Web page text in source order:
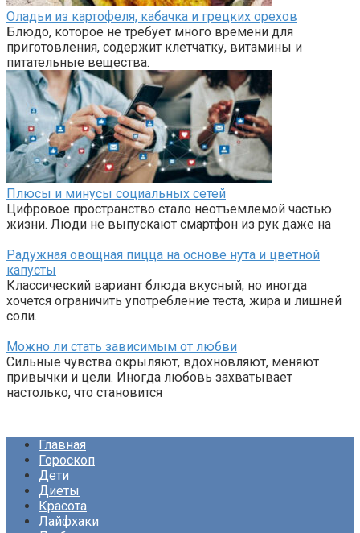
Оладьи из картофеля, кабачка и грецких орехов
Блюдо, которое не требует много времени для
приготовления, содержит клетчатку, витамины и
питательные вещества.
Плюсы и минусы социальных сетей
Цифровое пространство стало неотъемлемой частью
жизни. Люди не выпускают смартфон из рук даже на
Радужная овощная пицца на основе нута и цветной
капусты
Классический вариант блюда вкусный, но иногда
хочется ограничить употребление теста, жира и лишней
соли.
Можно ли стать зависимым от любви
Сильные чувства окрыляют, вдохновляют, меняют
привычки и цели. Иногда любовь захватывает
настолько, что становится
Главная
Гороскоп
Дети
Диеты
Красота
Лайфхаки